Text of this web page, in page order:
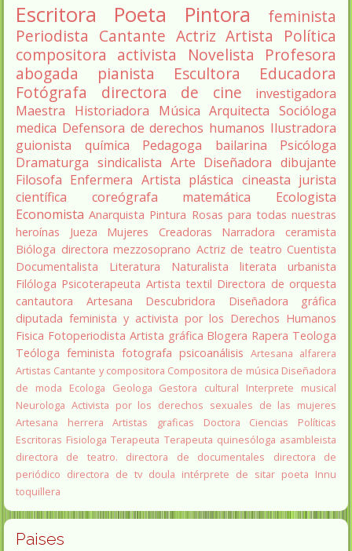
Escritora Poeta Pintora
feminista
Periodista Cantante Actriz Artista
Política
compositora activista Novelista
Profesora
abogada
pianista Escultora
Educadora
Fotógrafa
directora de cine
investigadora
Maestra
Historiadora Música Arquitecta Socióloga
medica Defensora de derechos humanos Ilustradora
guionista
química Pedagoga bailarina
Psicóloga
Dramaturga sindicalista Arte Diseñadora dibujante
Filosofa Enfermera Artista plástica cineasta jurista
científica
coreógrafa matemática
Ecologista
Economista Anarquista Pintura Rosas para todas nuestras
heroínas
Jueza Mujeres Creadoras Narradora
ceramista
Bióloga directora mezzosoprano Actriz de teatro Cuentista
Documentalista
Literatura Naturalista literata
urbanista
Filóloga Psicoterapeuta Artista textil Directora de orquesta
cantautora
Artesana Descubridora
Diseñadora gráfica
diputada feminista y activista por los Derechos Humanos
Fisica Fotoperiodista Artista gráfica Blogera Rapera Teologa
Teóloga feminista fotografa psicoanálisis Artesana alfarera
Artistas Cantante y compositora Compositora de música Diseñadora
de moda
Ecologa Geologa Gestora cultural
Interprete musical
Neurologa Activista por los derechos sexuales de las mujeres
Artesana herrera
Artistas graficas
Doctora Ciencias Políticas
Escritoras Fisiologa Terapeuta Terapeuta quinesóloga asambleista
directora de teatro.
directora de documentales
directora de
periódico directora de tv doula intérprete de sitar poeta Innu
toquillera
Paises